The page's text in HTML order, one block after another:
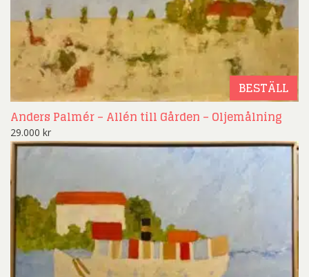
BESTÄLL
Anders Palmér – Allén till Gården – Oljemålning
29.000 kr